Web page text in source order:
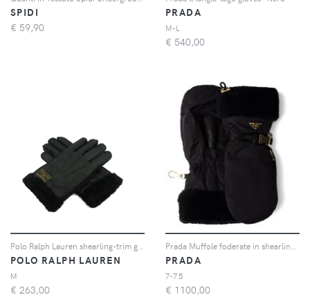
SPIDI
€ 59,90
PRADA
M-L
€ 540,00
POLO RALPH LAUREN
M
€ 263,00
PRADA
7-7.5
€ 1100,00